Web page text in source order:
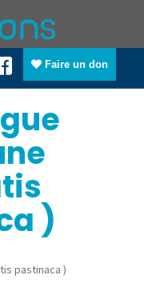
Faire un don
)
pastinaca )